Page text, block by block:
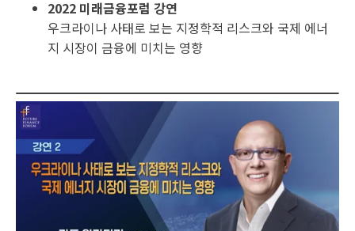
2022 미래금융포럼 강연
우크라이나 사태로 보는 지정학적 리스크와 국제 에너
지 시장이 금융에 미치는 영향